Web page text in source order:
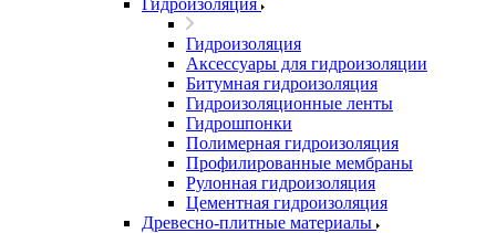
Гидроизоляция
Гидроизоляция
Аксессуары для гидроизоляции
Битумная гидроизоляция
Гидроизоляционные ленты
Гидрошпонки
Полимерная гидроизоляция
Профилированные мембраны
Рулонная гидроизоляция
Цементная гидроизоляция
Древесно-плитные материалы